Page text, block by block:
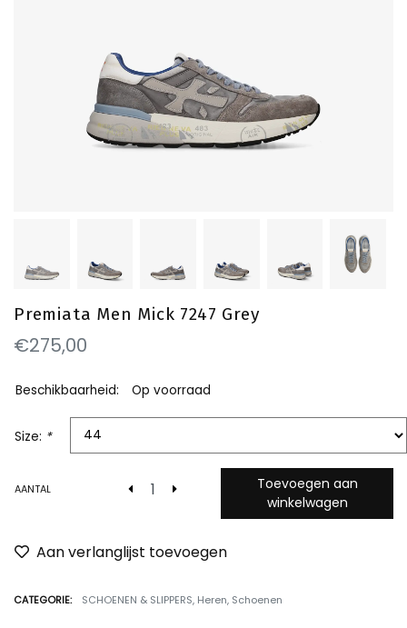
Premiata Men Mick 7247 Grey
€275,00
Beschikbaarheid: Op voorraad
Size: *
AANTAL
Toevoegen aan
winkelwagen
Aan verlanglijst toevoegen
CATEGORIE: SCHOENEN & SLIPPERS, Heren, Schoenen